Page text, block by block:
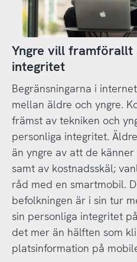
Yngre vill framförallt
integritet
Begränsningarna i
mellan äldre och yngre.
främst av tekniken och
personliga integritet.
än yngre av att de
samt av kostnadsskäl;
råd med en smartmobil.
befolkningen är i sin tur
sin personliga integritet
det mer än hälften som
platsinformation på